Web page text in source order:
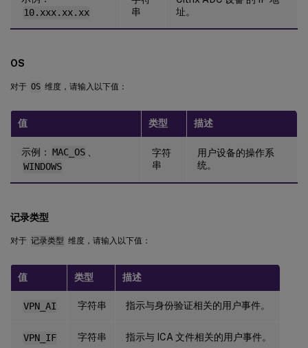
10.xxx.xx.xx
串
址。
OS
对于 OS 维度，请输入以下值：
值 类型 描述
示例： MAC_OS 、
WINDOWS
字符
串
用户设备的操作系
统。
记录类型
对于 记录类型 维度，请输入以下值：
值 类型 描述
VPN_AI 字符串 指示与身份验证相关的用户事件。
VPN_IF 字符串 指示与 ICA 文件相关的用户事件。